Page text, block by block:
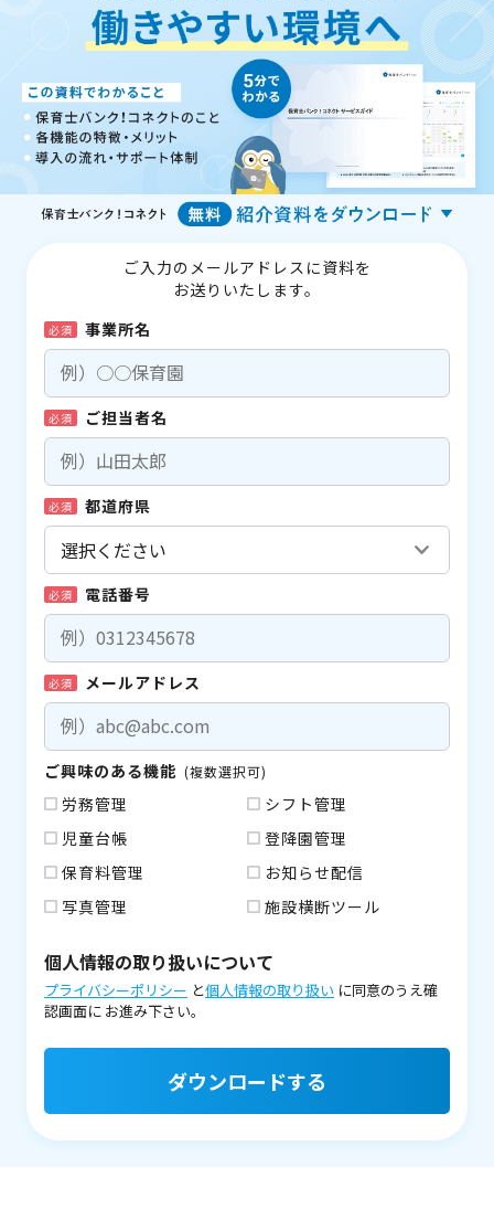
ご入力のメールアドレスに資料を
お送りいたします。
必須 事業所名
必須 ご担当者名
必須 都道府県
必須 電話番号
必須 メールアドレス
ご興味のある機能 (複数選択可)
労務管理
シフト管理
児童台帳
登降園管理
保育料管理
お知らせ配信
写真管理
施設横断ツール
個人情報の取り扱いについて
プライバシーポリシー と個人情報の取り扱い に同意のうえ確
認画面に お進み下さい。
ダウンロードする